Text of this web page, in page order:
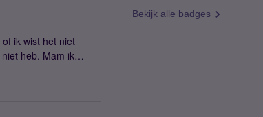
ik wist het niet
heb. Mam ik
oude nummer
dat ik geen
Bekijk alle badges